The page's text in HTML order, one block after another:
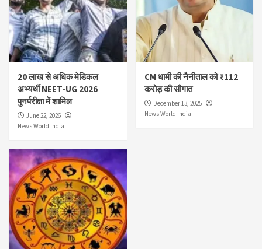
20 लाख से अधिक मेडिकल
अभ्यर्थी NEET-UG 2026
पुनर्परीक्षा में शामिल
June 22, 2026
News World India
CM धामी की नैनीताल को ₹112
करोड़ की सौगात
December 13, 2025
News World India